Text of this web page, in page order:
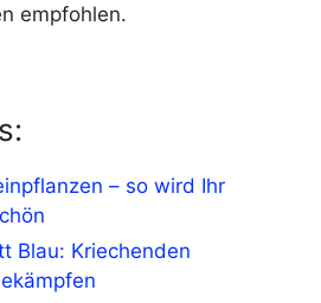
empfohlen.
– so wird Ihr
Blau: Kriechenden